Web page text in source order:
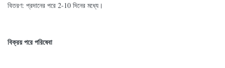
বিতরণ: প্রদানের পরে 2-10 দিনের মধ্যে।
বিক্রয় পরে পরিষেবা